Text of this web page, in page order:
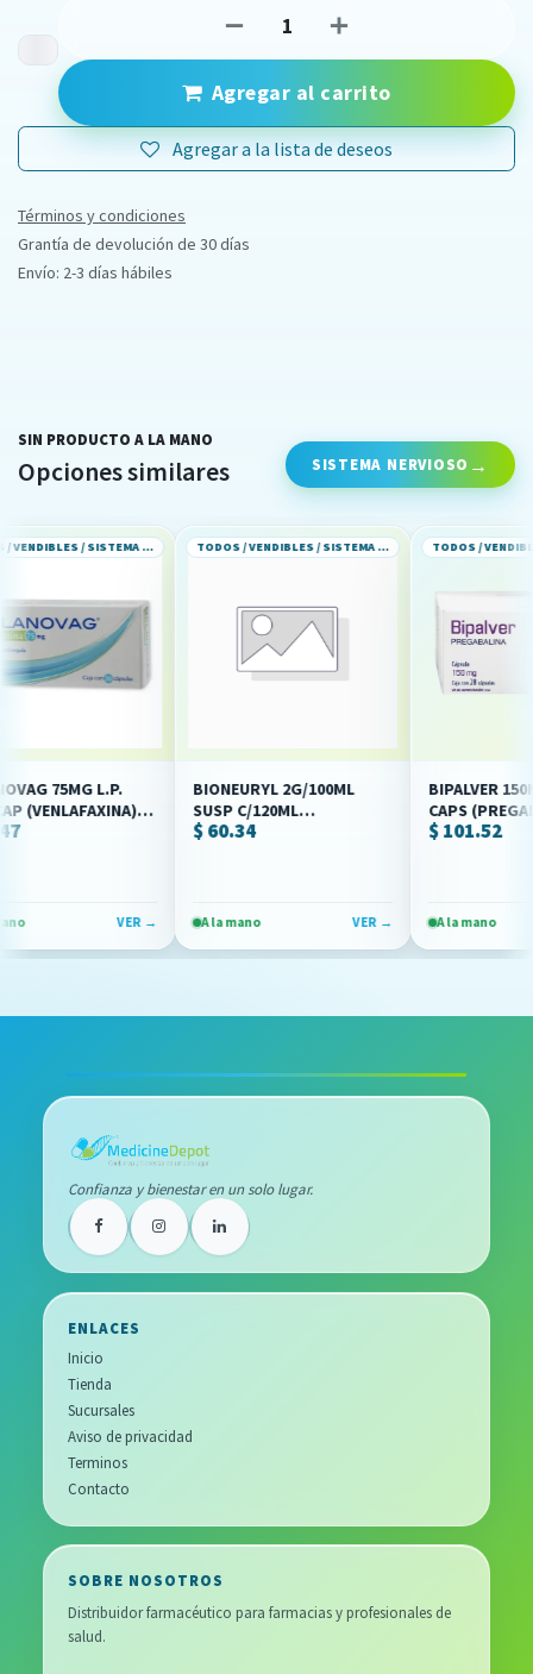
Agregar al carrito
Agregar a la lista de deseos
Términos y condiciones
Grantía de devolución de 30 días
Envío: 2-3 días hábiles
SIN PRODUCTO A LA MANO
Opciones similares SISTEMA NERVIOSO
TODOS / VENDIBLES / SISTEMA NERVIOSO
75MG L.P.
VER →
TODOS / VENDIBLES / SISTEMA NERVIOSO
BIONEURYL 2G/100ML
SUSP C/120ML
(CARBAMAZEPINA)
$ 60.34
A la mano VER →
BIPALVER 150MG
CAPS
(MAVER)
$ 101.52
A la mano
Confianza y bienestar en un solo lugar.
ENLACES
Inicio
Tienda
Sucursales
Aviso de privacidad
Terminos
Contacto
SOBRE NOSOTROS
Distribuidor farmacéutico para farmacias y profesionales de
salud.